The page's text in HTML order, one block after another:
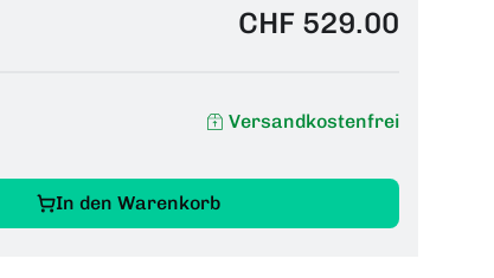
CHF 529.00
Versandkostenfrei
In den Warenkorb